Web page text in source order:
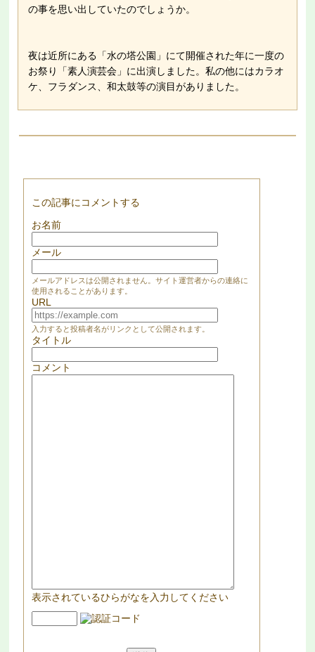
の事を思い出していたのでしょうか。
夜は近所にある「水の塔公園」にて開催された年に一度の
お祭り「素人演芸会」に出演しました。私の他にはカラオ
ケ、フラダンス、和太鼓等の演目がありました。
この記事にコメントする
お名前
メール
メールアドレスは公開されません。サイト運営者からの連絡に
使用されることがあります。
URL
入力すると投稿者名がリンクとして公開されます。
タイトル
コメント
表示されているひらがなを入力してください